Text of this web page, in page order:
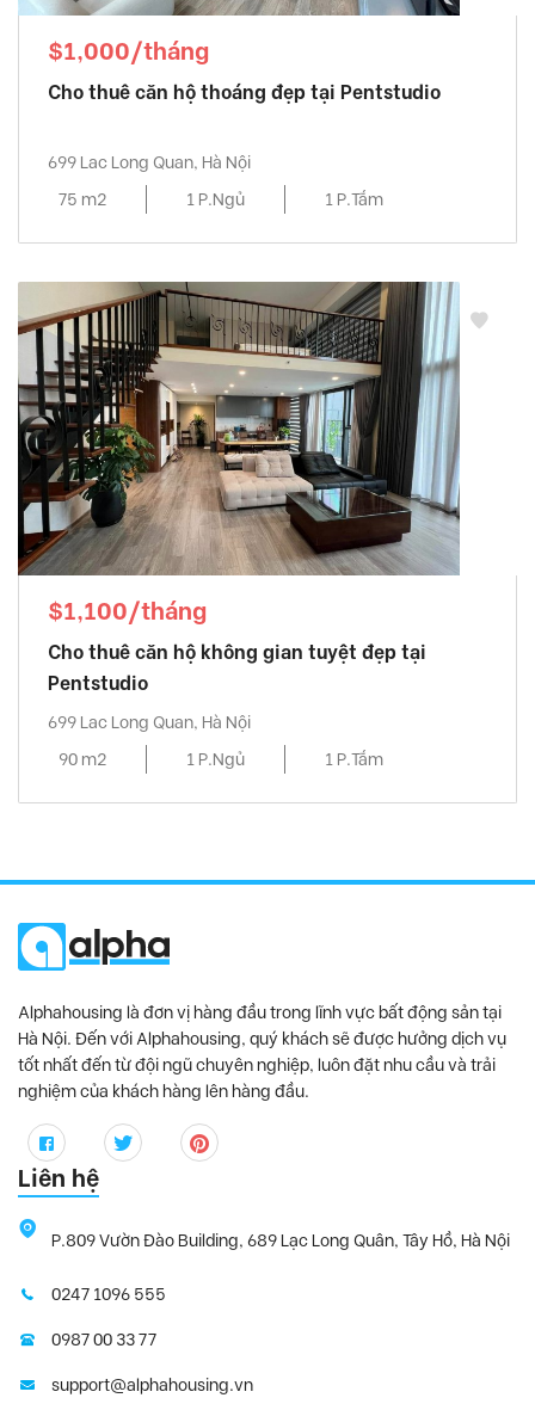
$1,000/tháng
Cho thuê căn hộ thoáng đẹp tại Pentstudio
699 Lac Long Quan, Hà Nội
75 m2
1 P.Ngủ 1 P.Tắm
$1,100/tháng
Cho thuê căn hộ không gian tuyệt đẹp tại
Pentstudio
699 Lac Long Quan, Hà Nội
90 m2
1 P.Ngủ 1 P.Tắm
Alphahousing là đơn vị hàng đầu trong lĩnh vực bất động sản tại
Hà Nội. Đến với Alphahousing, quý khách sẽ được hưởng dịch vụ
tốt nhất đến từ đội ngũ chuyên nghiệp, luôn đặt nhu cầu và trải
nghiệm của khách hàng lên hàng đầu.
Liên hệ
P.809 Vườn Đào Building, 689 Lạc Long Quân, Tây Hồ, Hà Nội
0247 1096 555
0987 00 33 77
support@alphahousing.vn